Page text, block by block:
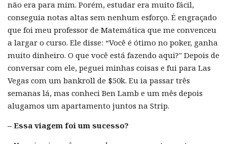
não era para mim. Porém, estudar era muito fácil,
conseguia notas altas sem nenhum esforço. É engraçado
que foi meu professor de Matemática que me convenceu
a largar o curso. Ele disse: “Você é ótimo no poker, ganha
muito dinheiro. O que você está fazendo aqui?" Depois de
conversar com ele, peguei minhas coisas e fui para Las
Vegas com um bankroll de $50k. Eu ia passar três
semanas lá, mas conheci Ben Lamb e um mês depois
alugamos um apartamento juntos na Strip.
– Essa viagem foi um sucesso?